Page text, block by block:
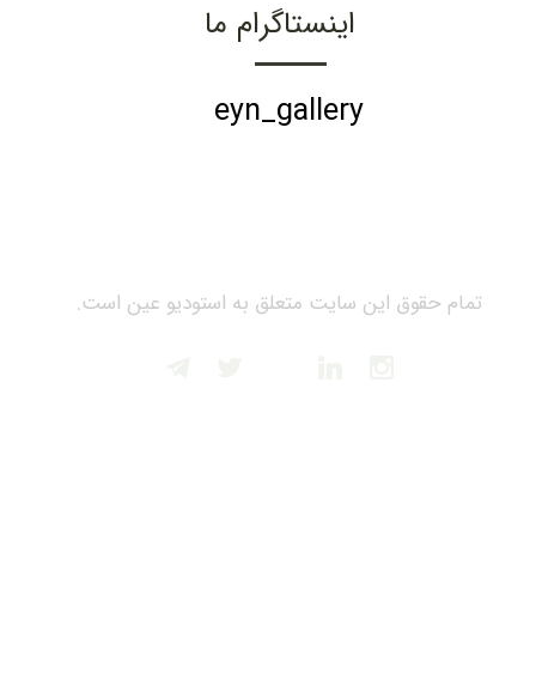
تمام حقوق این سایت متعلق به استودیو عین است.
اینستاگرام ما
eyn_gallery